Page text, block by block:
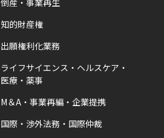
知的財産権
出願権利化業務
ライフサイエンス・ヘルスケア・
医療・薬事
M＆A・事業再編・企業提携
国際・渉外法務・国際仲裁